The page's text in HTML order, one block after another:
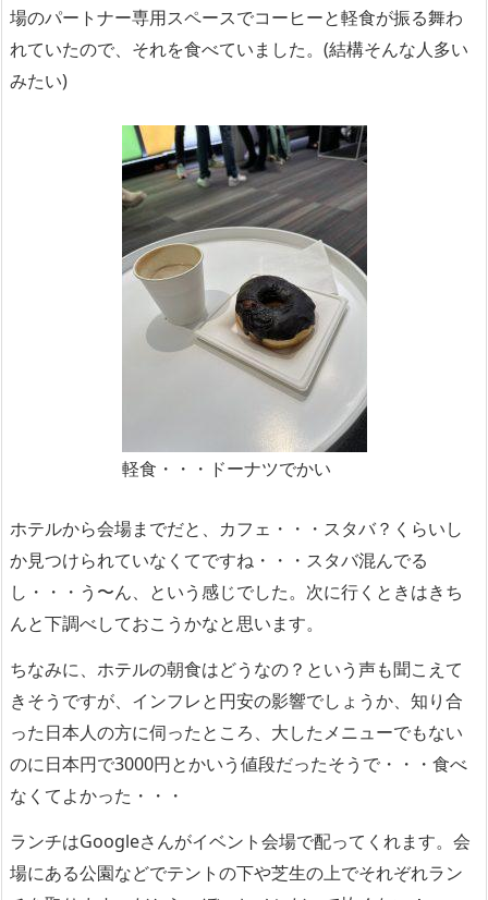
場のパートナー専用スペースでコーヒーと軽食が振る舞わ
れていたので、それを食べていました。(結構そんな人多い
みたい)
軽食・・・ドーナツでかい
ホテルから会場までだと、カフェ・・・スタバ？くらいし
か見つけられていなくてですね・・・スタバ混んでる
し・・・う〜ん、という感じでした。次に行くときはきち
んと下調べしておこうかなと思います。
ちなみに、ホテルの朝食はどうなの？という声も聞こえて
きそうですが、インフレと円安の影響でしょうか、知り合
った日本人の方に伺ったところ、大したメニューでもない
のに日本円で3000円とかいう値段だったそうで・・・食べ
なくてよかった・・・
ランチはGoogleさんがイベント会場で配ってくれます。会
場にある公園などでテントの下や芝生の上でそれぞれラン